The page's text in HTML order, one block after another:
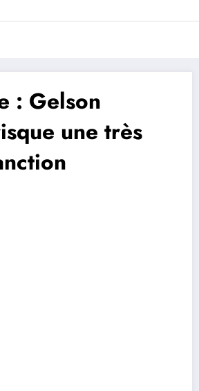
Trivela
L'actualité du football
: Gelson
une très